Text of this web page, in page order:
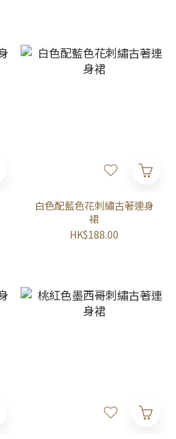
白色配藍色花刺繡古著連身
裙
HK$188.00